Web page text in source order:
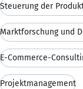
Steuerung der
E-Commerce-
Projektmanagement